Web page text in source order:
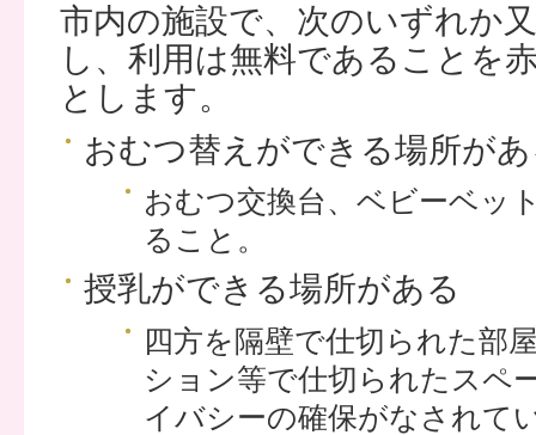
市内の施設で、次のいずれか
し、利用は無料であることを
とします。
おむつ替えができる場所が
おむつ交換台、ベビーベッ
ること。
授乳ができる場所がある
四方を隔壁で仕切られた部
ション等で仕切られたスペ
イバシーの確保がなされて